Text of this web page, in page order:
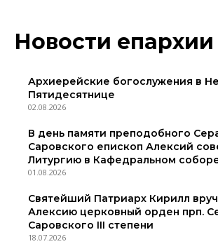
Новости епархии
Архиерейские богослужения в
Пятидесятнице
02.08.2026
В день памяти преподобного
Саровского епископ Алексий
Литургию в Кафедральном
01.08.2026
Святейший Патриарх Кирилл
Алексию церковный орден прп.
Саровского III степени
18.07.2026